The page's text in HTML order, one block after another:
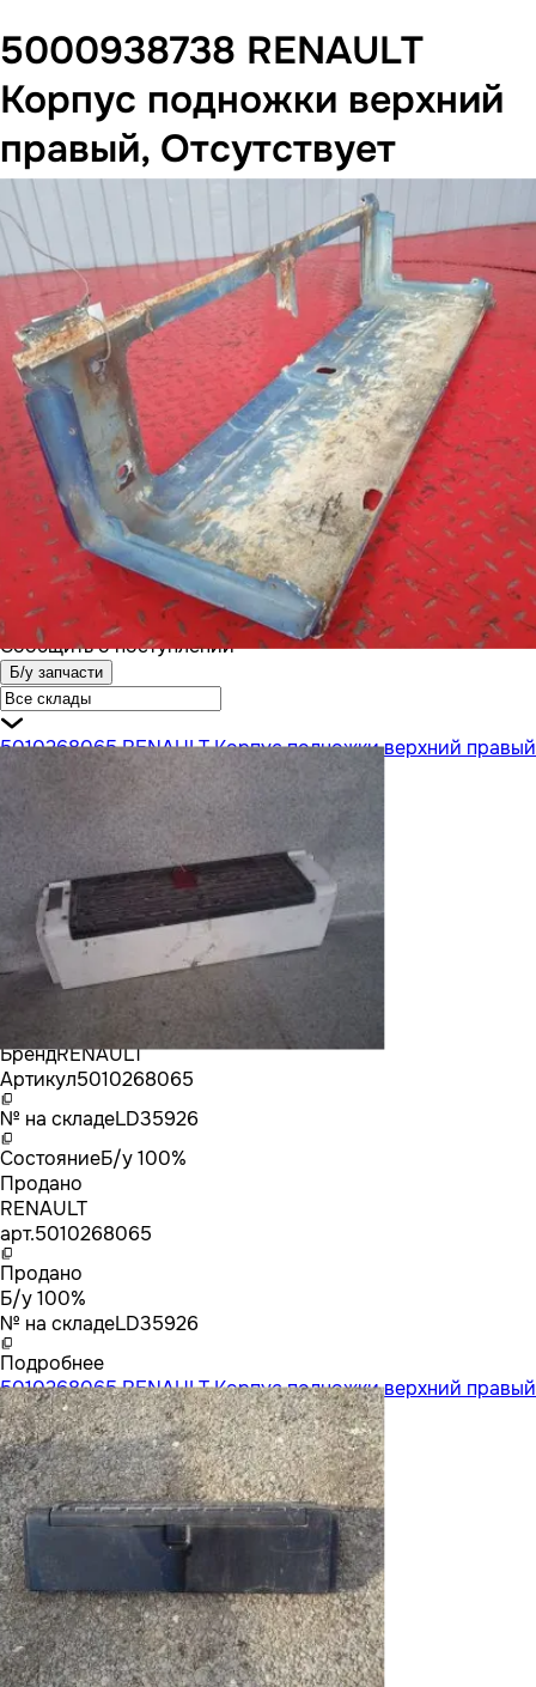
5000938738 RENAULT
Корпус подножки верхний
правый, Отсутствует
Сообщить о поступлении
Б/у запчасти
5010268065 RENAULT Корпус подножки верхний правый
БрендRENAULT
Артикул5010268065
№ на складеLD35926
СостояниеБ/у 100%
Продано
RENAULT
арт.5010268065
Продано
Б/у 100%
№ на складеLD35926
Подробнее
5010268065 RENAULT Корпус подножки верхний правый